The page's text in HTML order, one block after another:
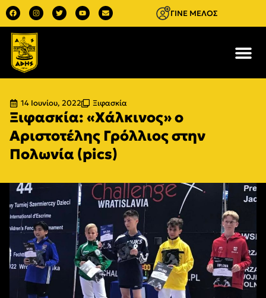
ΓΙΝΕ ΜΕΛΟΣ
14 Ιουνίου, 2022 Ξιφασκία
Ξιφασκία: «Χάλκινος» ο
Αριστοτέλης Γρόλλιος στην
Πολωνία (pics)